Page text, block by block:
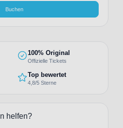
Buchen
100% Original
Offizielle Tickets
Top bewertet
4,8/5 Sterne
helfen?